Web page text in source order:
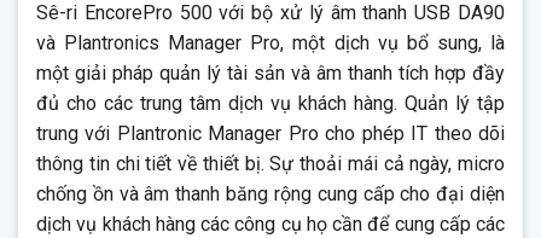
Sê-ri EncorePro 500 với bộ xử lý âm thanh USB DA90
và Plantronics Manager Pro, một dịch vụ bổ sung, là
một giải pháp quản lý tài sản và âm thanh tích hợp đầy
đủ cho các trung tâm dịch vụ khách hàng. Quản lý tập
trung với Plantronic Manager Pro cho phép IT theo dõi
thông tin chi tiết về thiết bị. Sự thoải mái cả ngày, micro
chống ồn và âm thanh băng rộng cung cấp cho đại diện
dịch vụ khách hàng các công cụ họ cần để cung cấp các